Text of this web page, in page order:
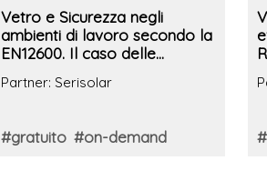
Vetro e Sicurezza negli
ambienti di lavoro secondo la
EN12600. Il caso delle
antieffrazione ed
Partner: Serisolar
#gratuito #on-demand